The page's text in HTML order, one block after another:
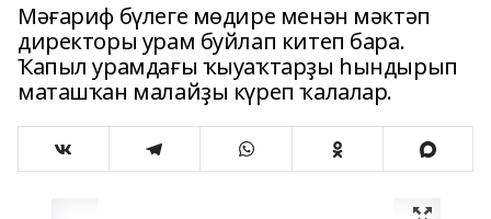
Мәғариф бүлеге мөдире менән мәктәп
директоры урам буйлап китеп бара.
Ҡапыл урамдағы ҡыуаҡтарҙы һындырып
маташҡан малайҙы күреп ҡалалар.